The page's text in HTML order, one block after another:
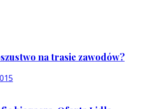
na trasie zawodów?